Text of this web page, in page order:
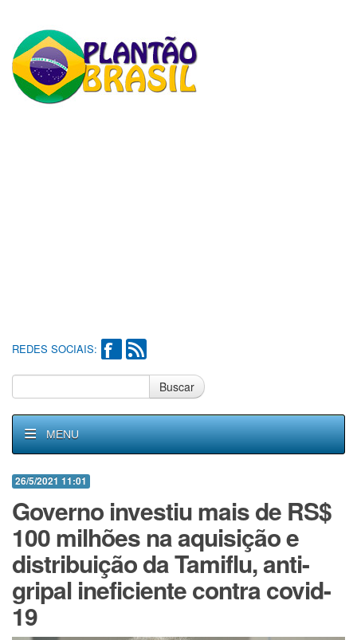
REDES SOCIAIS:
Buscar
MENU
26/5/2021 11:01
Governo investiu mais de RS$
100 milhões na aquisição e
distribuição da Tamiflu, anti-
gripal ineficiente contra covid-
19